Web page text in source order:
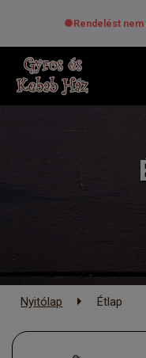
Rendelést
Nyitólap Étlap